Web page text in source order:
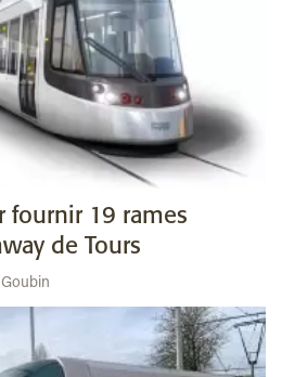
fournir 19 rames
de Tours